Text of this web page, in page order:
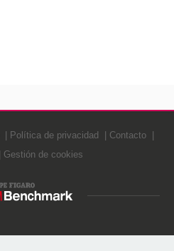
Política de privacidad
Contacto
Gestión de cookies